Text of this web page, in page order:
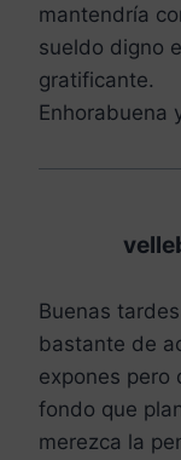
mantendría
sueldo digno
gratificante.
Enhorabuena
Buenas
bastante de
expones pero
fondo que
merezca la